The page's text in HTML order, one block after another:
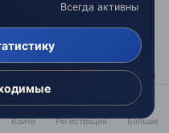
невозможность
проявляется в том, что
завершённой системы, где
Войти Регистрация Больше
Всегда активны